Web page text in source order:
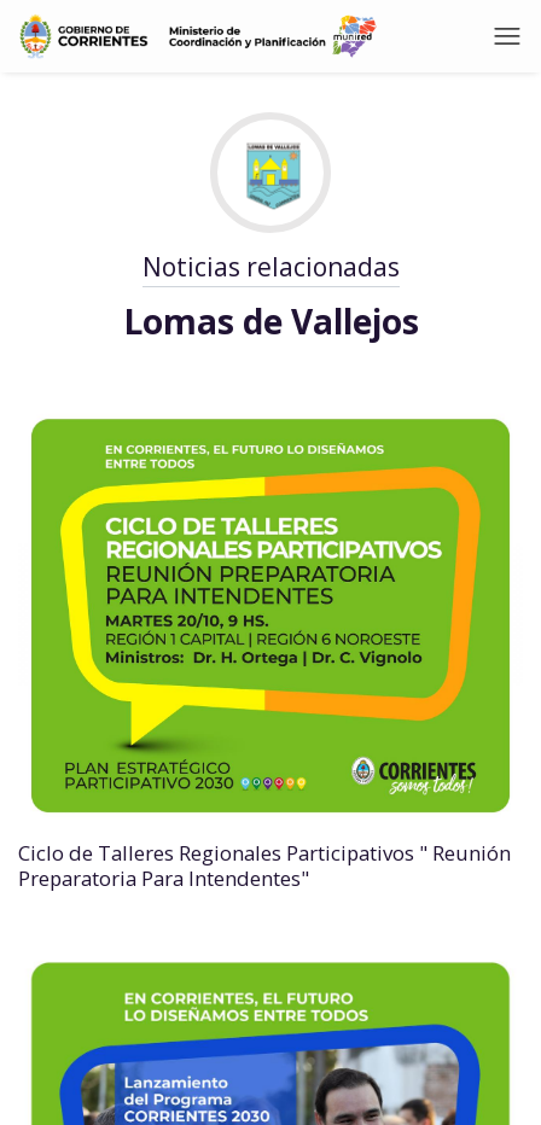
Noticias relacionadas
Lomas de Vallejos
Ciclo de Talleres Regionales Participativos " Reunión
Preparatoria Para Intendentes"